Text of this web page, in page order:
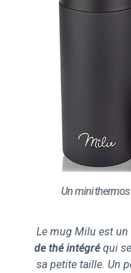
Un mini thermos
Le mug Milu est un
de thé intégré qui
sa petite taille. Un